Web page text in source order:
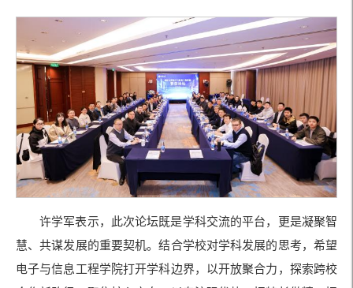
许学军表示，此次论坛既是学科交流的平台，更是凝聚智
慧、共谋发展的重要契机。结合学校对学科发展的思考，希望
电子与信息工程学院打开学科边界，以开放聚合力，探索跨校